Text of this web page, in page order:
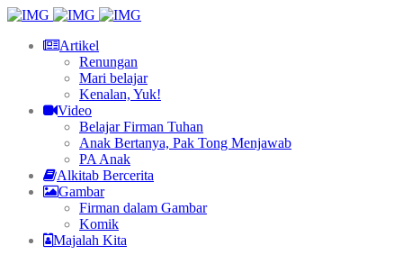
Artikel
Renungan
Mari belajar
Kenalan, Yuk!
Video
Belajar Firman Tuhan
Anak Bertanya, Pak Tong Menjawab
PA Anak
Alkitab Bercerita
Gambar
Firman dalam Gambar
Komik
Majalah Kita